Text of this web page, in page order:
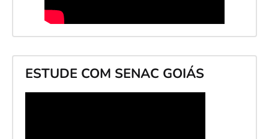
ESTUDE COM SENAC GOIÁS